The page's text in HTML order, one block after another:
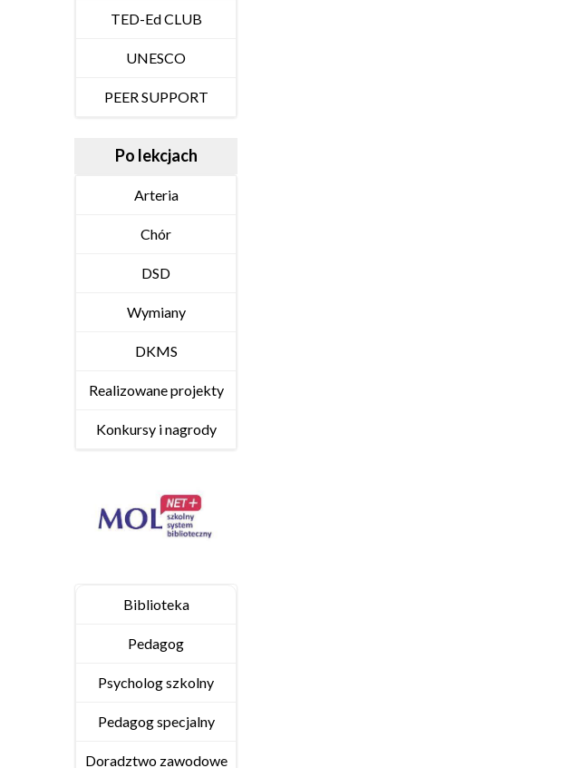
TED-Ed CLUB
UNESCO
PEER SUPPORT
Po lekcjach
Arteria
Chór
DSD
Wymiany
DKMS
Realizowane projekty
Konkursy i nagrody
Biblioteka
Pedagog
Psycholog szkolny
Pedagog specjalny
Doradztwo zawodowe